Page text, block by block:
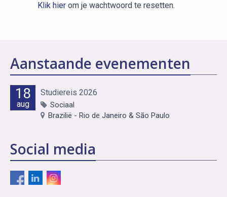
Klik hier om je wachtwoord te resetten.
Aanstaande evenementen
18
aug
Studiereis 2026
Sociaal
Brazilië - Rio de Janeiro & São Paulo
Social media